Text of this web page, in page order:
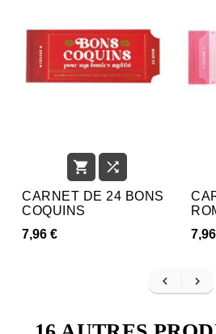
 
CARNET DE 24 BONS
COQUINS
7,96 €
 